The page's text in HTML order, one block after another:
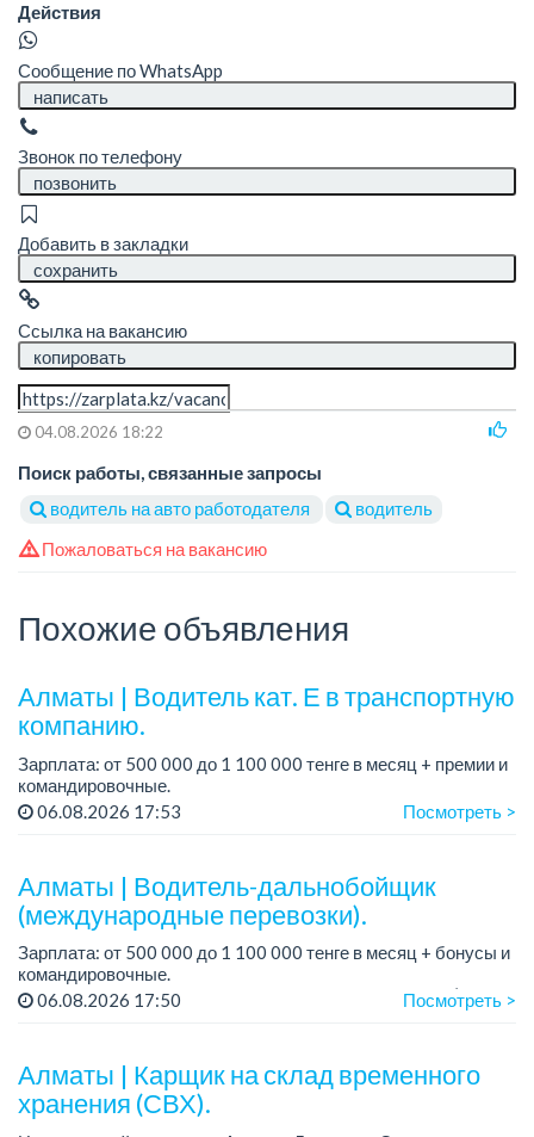
Действия
Сообщение по WhatsApp
написать
Звонок по телефону
позвонить
Добавить в закладки
сохранить
Ссылка на вакансию
копировать
04.08.2026 18:22
Поиск работы, связанные запросы
водитель на авто работодателя
водитель
Пожаловаться на вакансию
Похожие объявления
Алматы | Водитель кат. Е в транспортную
компанию.
Зарплата: от 500 000 до 1 100 000 тенге в месяц + премии и
командировочные.
Условия: постоянная занятость, бонусы и премии за
качественную работу, комфортные условия, современный
06.08.2026 17:53 Посмотреть >
Алматы | Водитель-дальнобойщик
(международные перевозки).
Зарплата: от 500 000 до 1 100 000 тенге в месяц + бонусы и
командировочные.
Требования: права категории Е, опыт работы от 3 лет (опыт
06.08.2026 17:50 Посмотреть >
Алматы | Карщик на склад временного
хранения (СВХ).